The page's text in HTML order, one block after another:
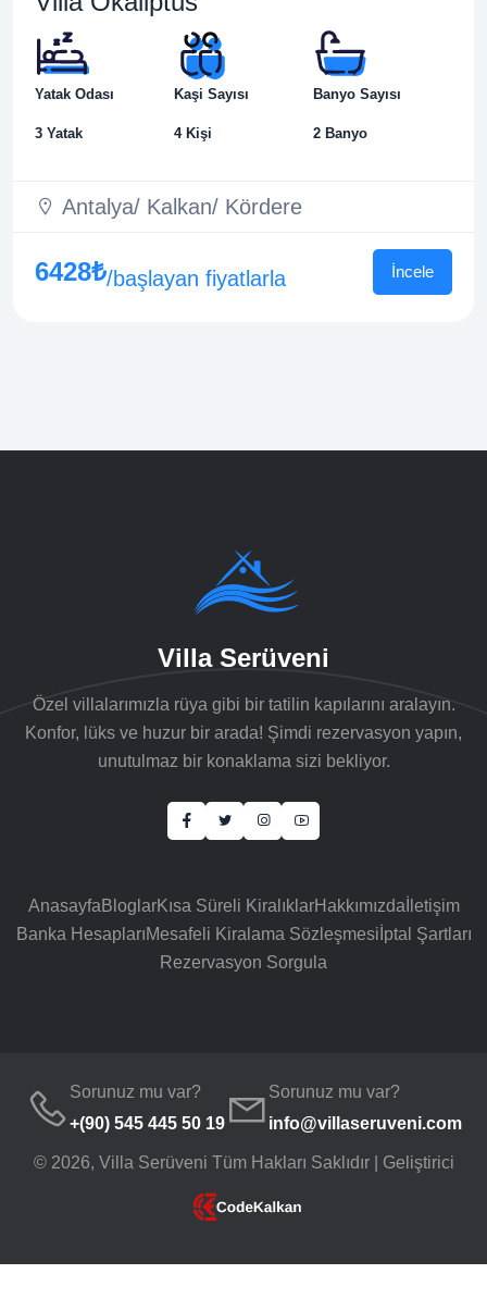
Yatak Odası
3 Yatak
Kaşi Sayısı
4 Kişi
Banyo Sayısı
2 Banyo
Antalya/ Kalkan/ Kördere
6428₺/başlayan fiyatlarla İncele
Villa Serüveni
Özel villalarımızla rüya gibi bir tatilin kapılarını aralayın.
Konfor, lüks ve huzur bir arada! Şimdi rezervasyon yapın,
unutulmaz bir konaklama sizi bekliyor.
Anasayfa BloglarKısa Süreli KiralıklarHakkımızda İletişim
Banka HesaplarıMesafeli Kiralama Sözleşmesi İptal Şartları
Rezervasyon Sorgula
Sorunuz mu var?
+(90) 545 445 50 19
Sorunuz mu var?
info@villaseruveni.com
© 2026, Villa Serüveni Tüm Hakları Saklıdır | Geliştirici